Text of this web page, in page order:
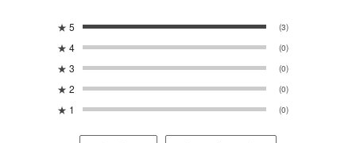
★ 5 (3)
★ 4 (0)
★ 3 (0)
★ 2 (0)
★ 1 (0)